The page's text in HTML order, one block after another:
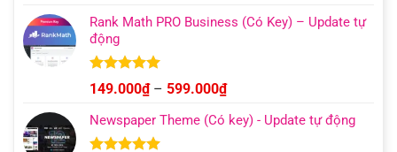
5 sao
Rank Math PRO Business (Có Key) – Update tự
động
Được xếp
hạng5.00
5 sao
149.000₫ – 599.000₫Khoảng
từ
Newspaper Theme (Có key) - Update tự động